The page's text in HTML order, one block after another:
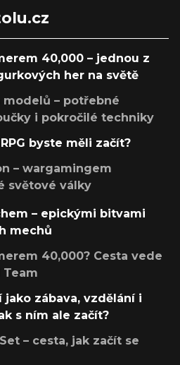
40,000 – jednou z
her na světě
– potřebné
i pokročilé techniky
byste měli začít?
– wargamingem
světové války
– epickými bitvami
mechů
40,000? Cesta vede
zábava, vzdělání i
s ním ale začít?
– cesta, jak začít se